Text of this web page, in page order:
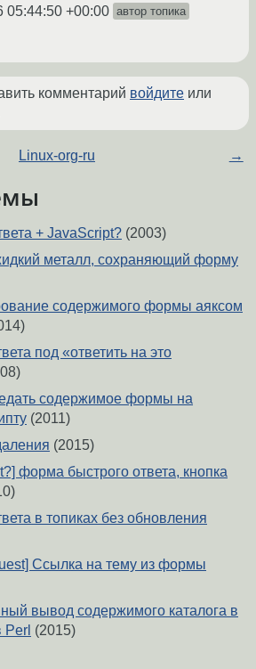
05:44:50 +00:00 автор топика
комментарий войдите или
Linux-org-ru →
+ JavaScript? (2003)
металл, сохраняющий форму
содержимого формы аяксом
под «ответить на это
содержимое формы на
(2011)
(2015)
форма быстрого ответа, кнопка
в топиках без обновления
Ссылка на тему из формы
вывод содержимого каталога в
(2015)